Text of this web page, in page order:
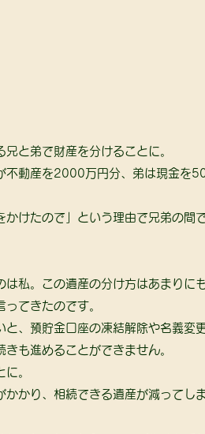
と弟で財産を分けることに。
不動産を2000万円分、弟は現金を
けたので」という理由で兄弟の間
私。この遺産の分け方はあまりに
ってきたのです。
、預貯金口座の凍結解除や名義変
も進めることができません。
に。
かり、相続できる遺産が減ってし